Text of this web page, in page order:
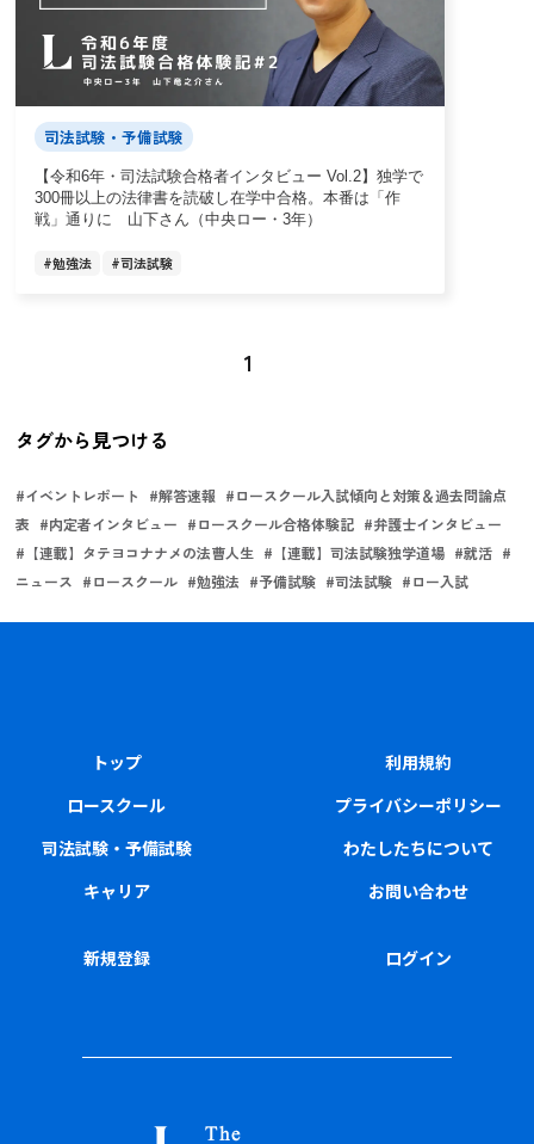
司法試験・予備試験
【令和6年・司法試験合格者インタビュー Vol.2】独学で
300冊以上の法律書を読破し在学中合格。本番は「作
戦」通りに 山下さん（中央ロー・3年）
#勉強法 #司法試験
1
タグから見つける
#イベントレポート #解答速報 #ロースクール入試傾向と対策＆過去問論点
表 #内定者インタビュー #ロースクール合格体験記 #弁護士インタビュー
# 【連載】タテヨコナナメの法曹人生 # 【連載】司法試験独学道場 #就活 #
ニュース #ロースクール #勉強法 #予備試験 #司法試験 #ロー入試
トップ
ロースクール
司法試験・予備試験
キャリア
利用規約
プライバシーポリシー
わたしたちについて
お問い合わせ
新規登録 ログイン